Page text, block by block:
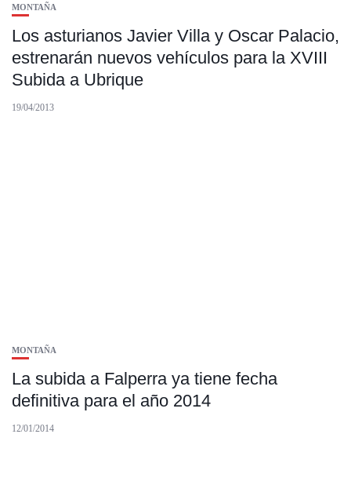
MONTAÑA
Los asturianos Javier Villa y Oscar Palacio,
estrenarán nuevos vehículos para la XVIII
Subida a Ubrique
19/04/2013
MONTAÑA
La subida a Falperra ya tiene fecha
definitiva para el año 2014
12/01/2014